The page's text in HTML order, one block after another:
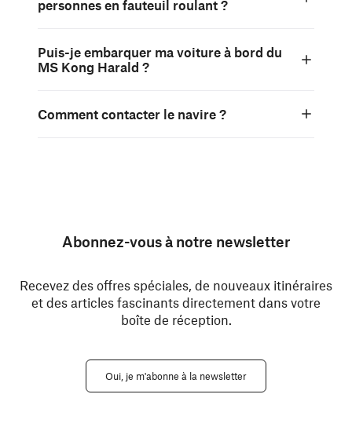
personnes en fauteuil roulant ?
Puis-je embarquer ma voiture à bord du
MS Kong Harald ?
Comment contacter le navire ?
Abonnez-vous à notre newsletter
Recevez des offres spéciales, de nouveaux itinéraires
et des articles fascinants directement dans votre
boîte de réception.
Oui, je m'abonne à la newsletter